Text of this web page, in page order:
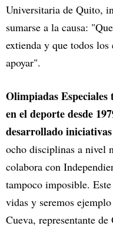
Universitaria de Quito,
sumarse a la causa:
extienda y que todos
apoyar".
Olimpiadas
en el deporte desde
desarrollado
ocho disciplinas a nivel
colabora con
tampoco imposible.
vidas y seremos
Cueva, representante